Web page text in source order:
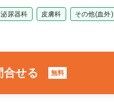
泌尿器科 皮膚科 その他(血外)
合せる 無料